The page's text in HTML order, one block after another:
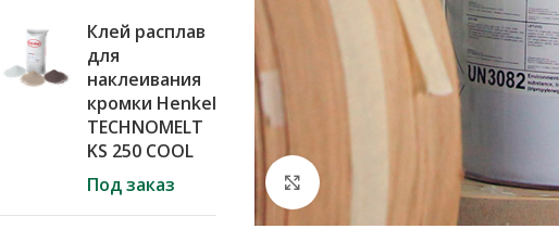
Клей расплав
для
наклеивания
кромки Henkel
TECHNOMELT
KS 250 COOL
Под заказ
Нажмите, чтобы увеличить